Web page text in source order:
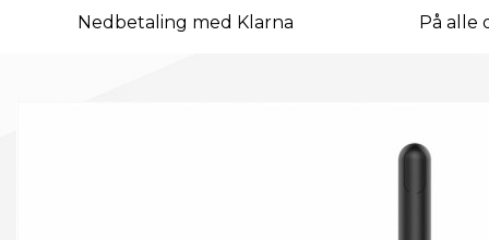
Nedbetaling med Klarna
På alle